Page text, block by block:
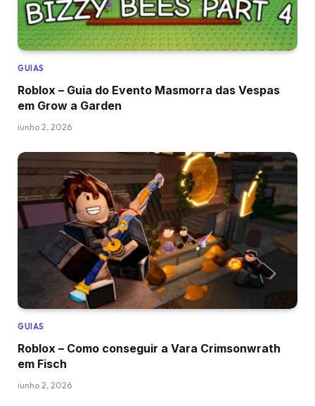
GUIAS
Roblox – Guia do Evento Masmorra das Vespas
em Grow a Garden
junho 2, 2026
GUIAS
Roblox – Como conseguir a Vara Crimsonwrath
em Fisch
junho 2, 2026